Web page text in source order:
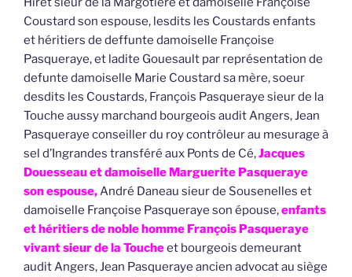
Coustard son espouse, lesdits les Coustards enfants
et héritiers de deffunte damoiselle Françoise
Pasqueraye, et ladite Gouesault par représentation de
defunte damoiselle Marie Coustard sa mère, soeur
desdits les Coustards, François Pasqueraye sieur de la
Touche aussy marchand bourgeois audit Angers, Jean
Pasqueraye conseiller du roy contrôleur au mesurage à
sel d’Ingrandes transféré aux Ponts de Cé,Jacques
Douesseau et damoiselle Marguerite Pasqueraye
son espouse,André Daneau sieur de Sousenelles et
damoiselle Françoise Pasqueraye son épouse,enfants
et héritiers de noble homme François Pasqueraye
vivant sieur de la Toucheet bourgeois demeurant
audit Angers, Jean Pasqueraye ancien advocat au siège